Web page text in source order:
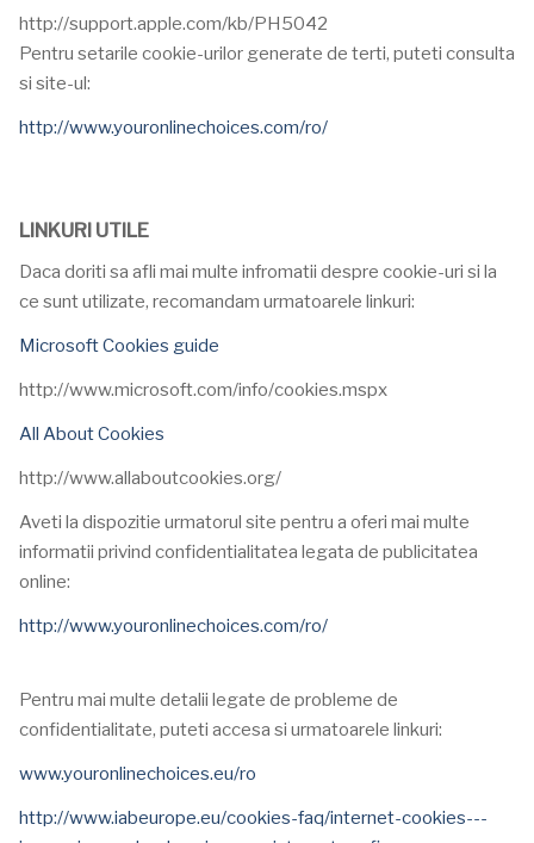
http://support.apple.com/kb/PH5042
Pentru setarile cookie-urilor generate de terti, puteti consulta
si site-ul:
http://www.youronlinechoices.com/ro/
LINKURI UTILE
Daca doriti sa afli mai multe infromatii despre cookie-uri si la
ce sunt utilizate, recomandam urmatoarele linkuri:
Microsoft Cookies guide
http://www.microsoft.com/info/cookies.mspx
All About Cookies
http://www.allaboutcookies.org/
Aveti la dispozitie urmatorul site pentru a oferi mai multe
informatii privind confidentialitatea legata de publicitatea
online:
http://www.youronlinechoices.com/ro/
Pentru mai multe detalii legate de probleme de
confidentialitate, puteti accesa si urmatoarele linkuri:
www.youronlinechoices.eu/ro
http://www.iabeurope.eu/cookies-faq/internet-cookies---